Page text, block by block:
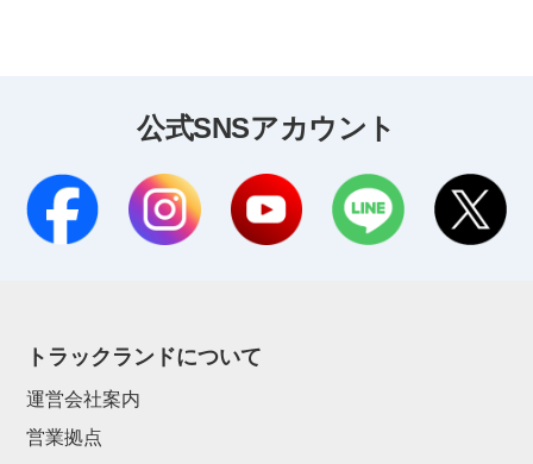
公式SNSアカウント
トラックランドについて
運営会社案内
営業拠点